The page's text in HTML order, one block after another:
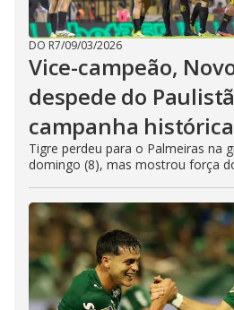
DO R7/09/03/2026
Vice-campeão,
despede do
campanha histórica
Tigre perdeu para o Palmeiras na
domingo (8), mas mostrou força